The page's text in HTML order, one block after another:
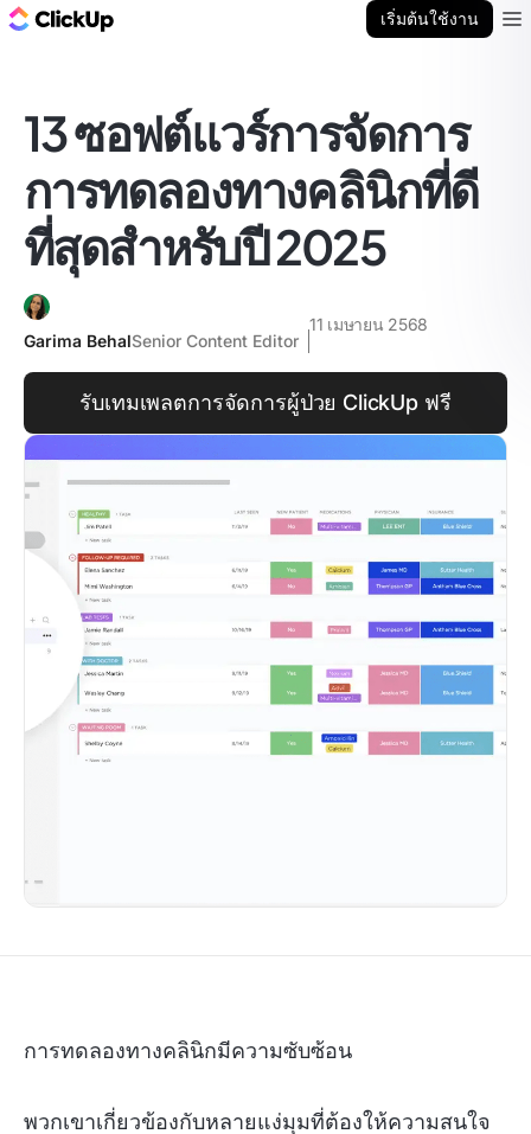
เริ่มต้นใช้งาน
13 ซอฟต์แวร์การจัดการ
การทดลองทางคลินิกที่ดี
ที่สุดสำหรับปี 2025
Garima BehalSenior Content Editor
11 เมษายน 2568
รับเทมเพลตการจัดการผู้ป่วย ClickUp ฟรี
การทดลองทางคลินิกมีความซับซ้อน
พวกเขาเกี่ยวข้องกับหลายแง่มุมที่ต้องให้ความสนใจ